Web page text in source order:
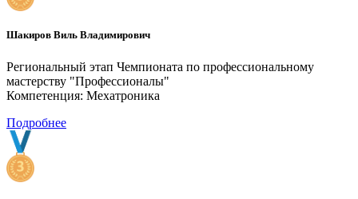
Шакиров Виль Владимирович
Региональный этап Чемпионата по профессиональному
мастерству "Профессионалы"
Компетенция: Мехатроника
Подробнее